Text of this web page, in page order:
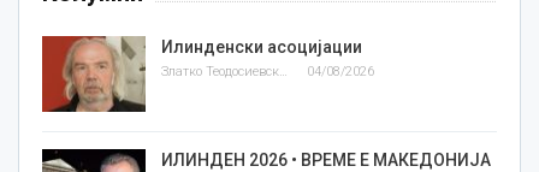
Илинденски асоцијации
Златко Теодосиевски 04/08/2026
ИЛИНДЕН 2026 • ВРЕМЕ Е МАКЕДОНИЈА